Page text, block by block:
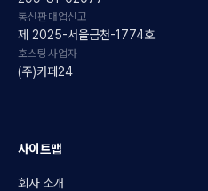
통신판매업신고
제 2025-서울금천-1774호
호스팅사업자
(주)카페24
사이트맵
회사 소개